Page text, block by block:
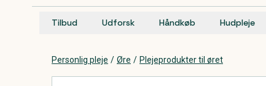
Tilbud Udforsk Håndkøb Hudpleje
Personlig pleje / Øre / Plejeprodukter til øret